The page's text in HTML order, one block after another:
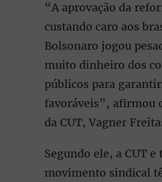
“A aprovação da
custando caro aos
Bolsonaro jogou
muito dinheiro dos
públicos para
favoráveis”, afirmou
da CUT, Vagner
Segundo ele, a CUT e
movimento sindical